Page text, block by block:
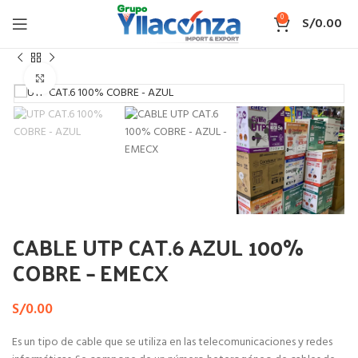
0 S/0.00
CABLE UTP CAT.6 AZUL 100%
COBRE – EMECX
S/0.00
Es un tipo de cable que se utiliza en las telecomunicaciones y redes